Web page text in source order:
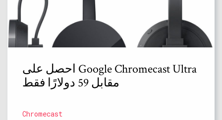
احصل على Google Chromecast Ultra
مقابل 59 دولارًا فقط
Chromecast